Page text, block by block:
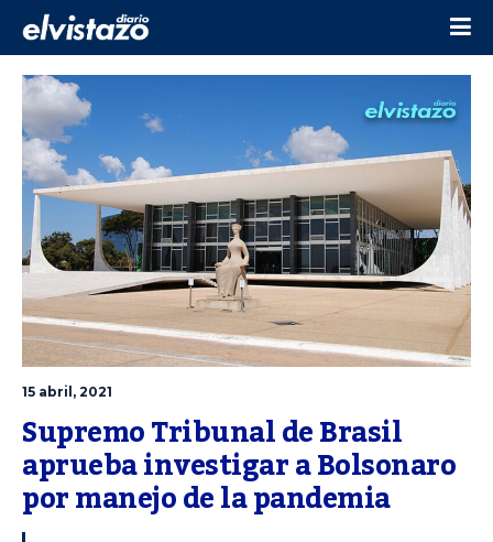
15 abril, 2021
Supremo Tribunal de Brasil
aprueba investigar a Bolsonaro
por manejo de la pandemia